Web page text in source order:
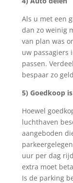
Als u met een
dan zo weinig
van plan was
uw passagiers
passen.
bespaar zo
5) Goedkoop
Hoewel
luchthaven
aangeboden
uur per dag
extra moet
Is de parking